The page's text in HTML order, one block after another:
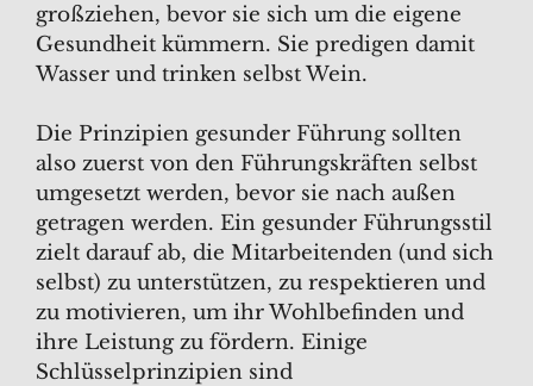
großziehen, bevor sie sich um die eigene
Gesundheit kümmern. Sie predigen damit
Wasser und trinken selbst Wein.
Die Prinzipien gesunder Führung sollten
also zuerst von den Führungskräften selbst
umgesetzt werden, bevor sie nach außen
getragen werden. Ein gesunder Führungsstil
zielt darauf ab, die Mitarbeitenden (und sich
selbst) zu unterstützen, zu respektieren und
zu motivieren, um ihr Wohlbefinden und
ihre Leistung zu fördern. Einige
Schlüsselprinzipien sind